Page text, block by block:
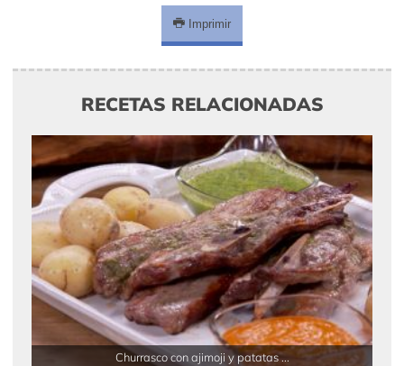
Imprimir
RECETAS RELACIONADAS
Churrasco con ajimoji y patatas ...